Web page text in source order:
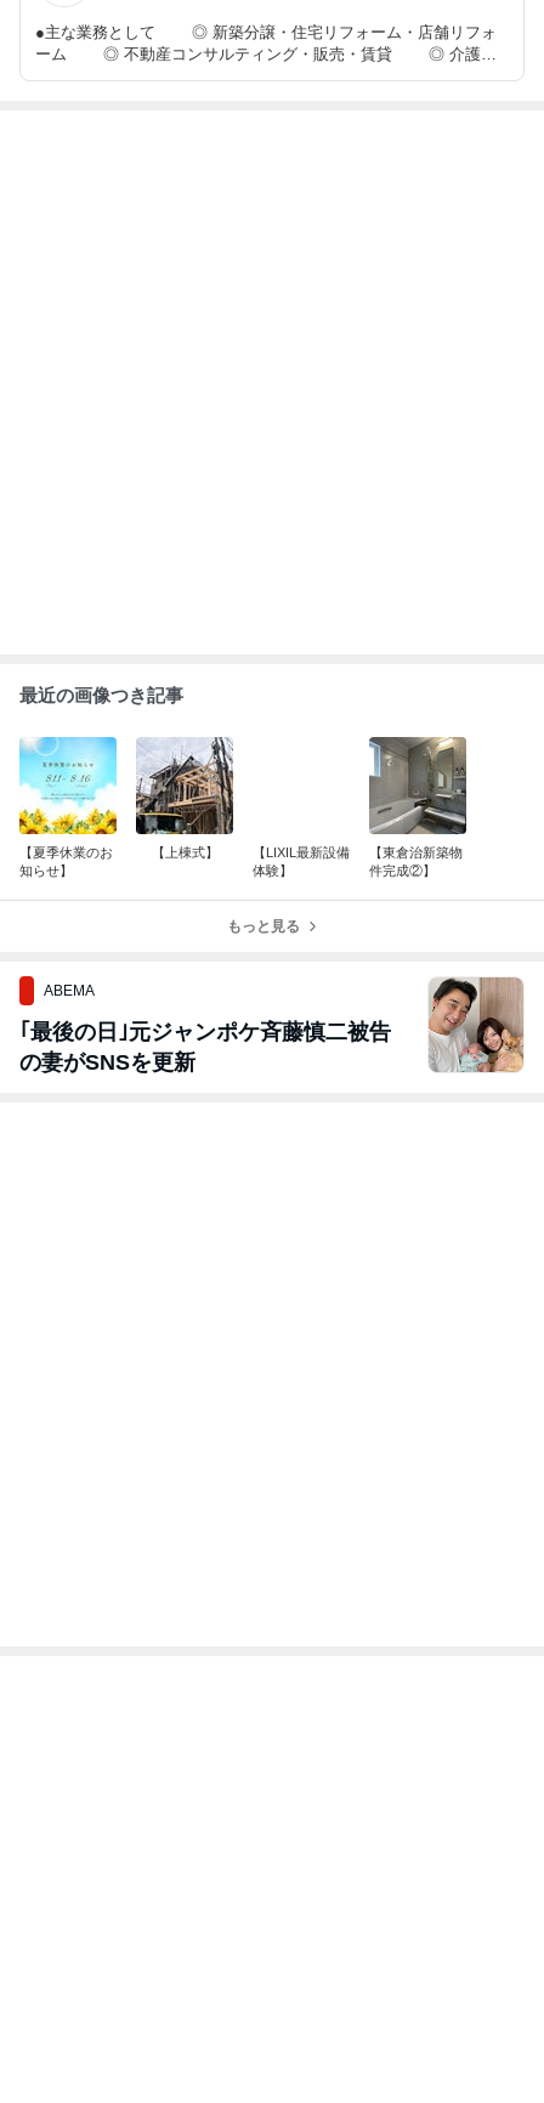
●主な業務として ◎ 新築分譲・住宅リフォーム・店舗リフォ
ーム ◎ 不動産コンサルティング・販売・賃貸 ◎ 介護保